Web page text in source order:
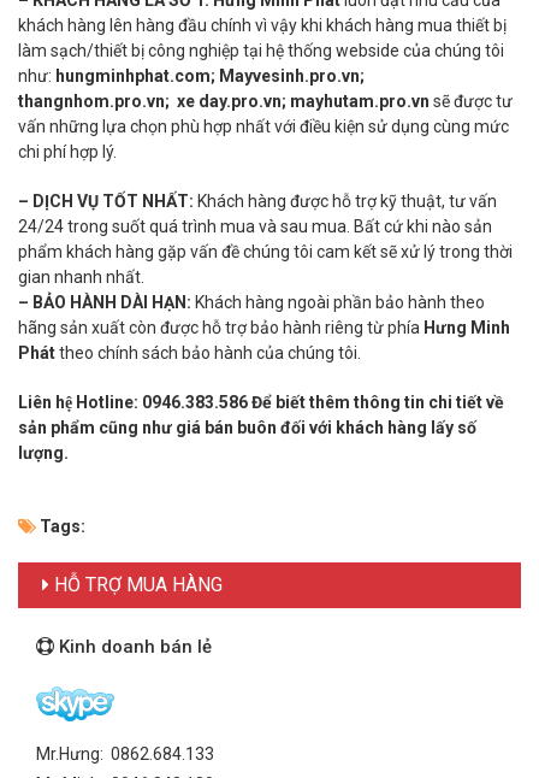
khách hàng lên hàng đầu chính vì vậy khi khách hàng mua thiết bị
làm sạch/thiết bị công nghiệp tại hệ thống webside của chúng tôi
như: hungminhphat.com; Mayvesinh.pro.vn;
thangnhom.pro.vn; xe day.pro.vn; mayhutam.pro.vn sẽ được tư
vấn những lựa chọn phù hợp nhất với điều kiện sử dụng cùng mức
chi phí hợp lý.
– DỊCH VỤ TỐT NHẤT: Khách hàng được hỗ trợ kỹ thuật, tư vấn
24/24 trong suốt quá trình mua và sau mua. Bất cứ khi nào sản
phẩm khách hàng gặp vấn đề chúng tôi cam kết sẽ xử lý trong thời
gian nhanh nhất.
– BẢO HÀNH DÀI HẠN: Khách hàng ngoài phần bảo hành theo
hãng sản xuất còn được hỗ trợ bảo hành riêng từ phía Hưng Minh
Pháttheo chính sách bảo hành của chúng tôi.
Liên hệ Hotline: 0946.383.586 Để biết thêm thông tin chi tiết về
sản phẩm cũng như giá bán buôn đối với khách hàng lấy số
lượng.
Tags:
HỖ TRỢ MUA HÀNG
Kinh doanh bán lẻ
Mr.Hưng: 0862.684.133